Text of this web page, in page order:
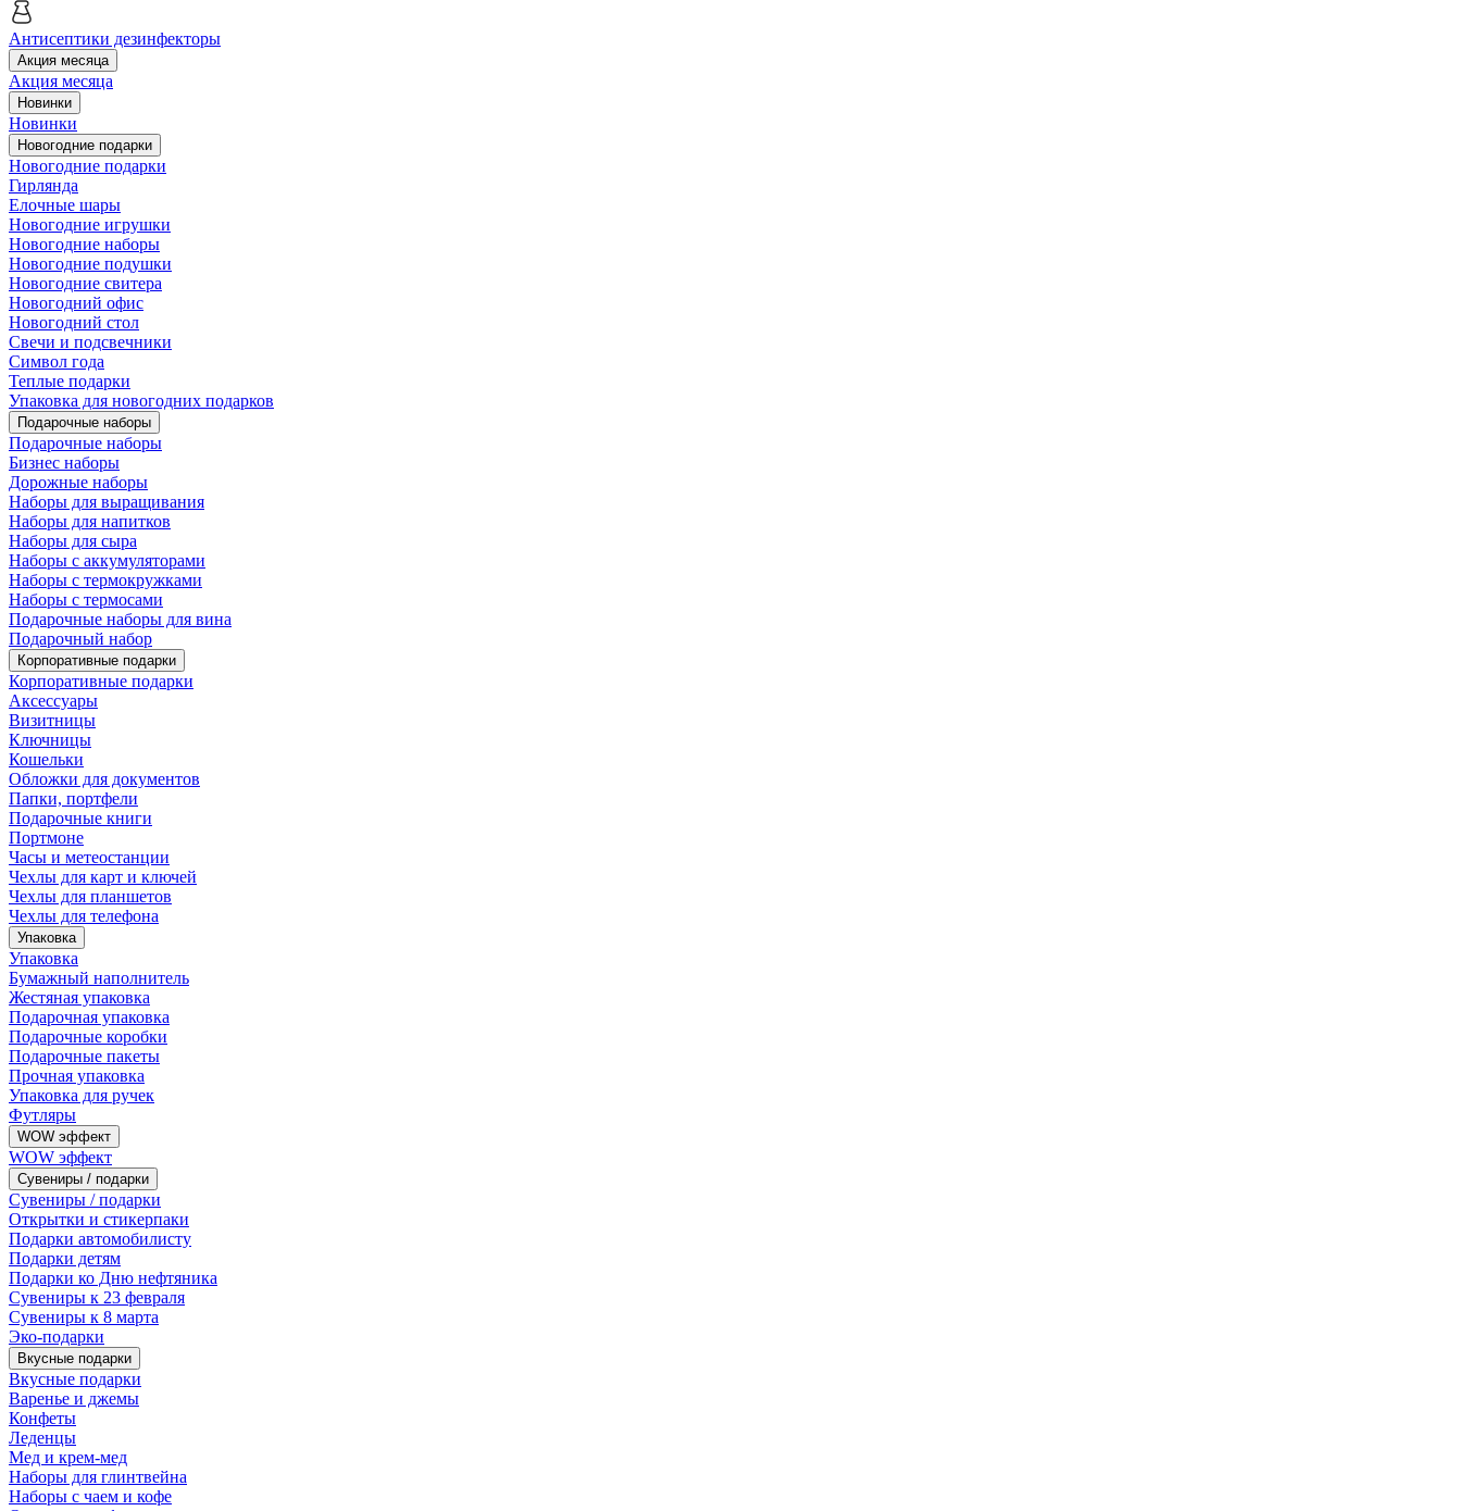
Антисептики дезинфекторы
Акция месяца
Акция месяца
Новинки
Новинки
Новогодние подарки
Новогодние подарки
Гирлянда
Елочные шары
Новогодние игрушки
Новогодние наборы
Новогодние подушки
Новогодние свитера
Новогодний офис
Новогодний стол
Свечи и подсвечники
Символ года
Теплые подарки
Упаковка для новогодних подарков
Подарочные наборы
Подарочные наборы
Бизнес наборы
Дорожные наборы
Наборы для выращивания
Наборы для напитков
Наборы для сыра
Наборы с аккумуляторами
Наборы с термокружками
Наборы с термосами
Подарочные наборы для вина
Подарочный набор
Корпоративные подарки
Корпоративные подарки
Аксессуары
Визитницы
Ключницы
Кошельки
Обложки для документов
Папки, портфели
Подарочные книги
Портмоне
Часы и метеостанции
Чехлы для карт и ключей
Чехлы для планшетов
Чехлы для телефона
Упаковка
Упаковка
Бумажный наполнитель
Жестяная упаковка
Подарочная упаковка
Подарочные коробки
Подарочные пакеты
Прочная упаковка
Упаковка для ручек
Футляры
WOW эффект
WOW эффект
Сувениры / подарки
Сувениры / подарки
Открытки и стикерпаки
Подарки автомобилисту
Подарки детям
Подарки ко Дню нефтяника
Сувениры к 23 февраля
Сувениры к 8 марта
Эко-подарки
Вкусные подарки
Вкусные подарки
Варенье и джемы
Конфеты
Леденцы
Мед и крем-мед
Наборы для глинтвейна
Наборы с чаем и кофе